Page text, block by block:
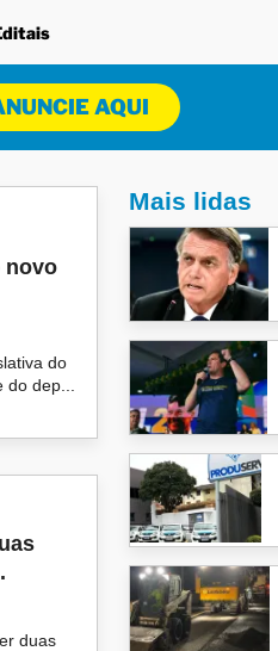
AQUI
novo
do
dep...
duas
Mais lidas